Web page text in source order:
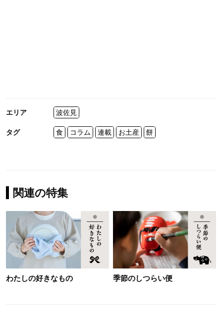
エリア 波佐見
タグ 食 コラム 連載 お土産 餅
関連の特集
わたしの好きなもの 季節のしつらい便